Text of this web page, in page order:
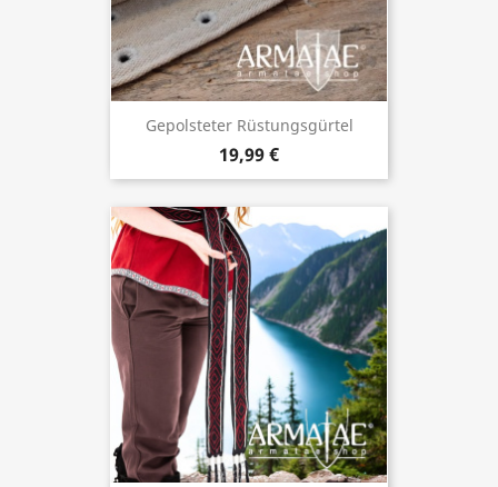
Gepolsteter Rüstungsgürtel
19,99 €